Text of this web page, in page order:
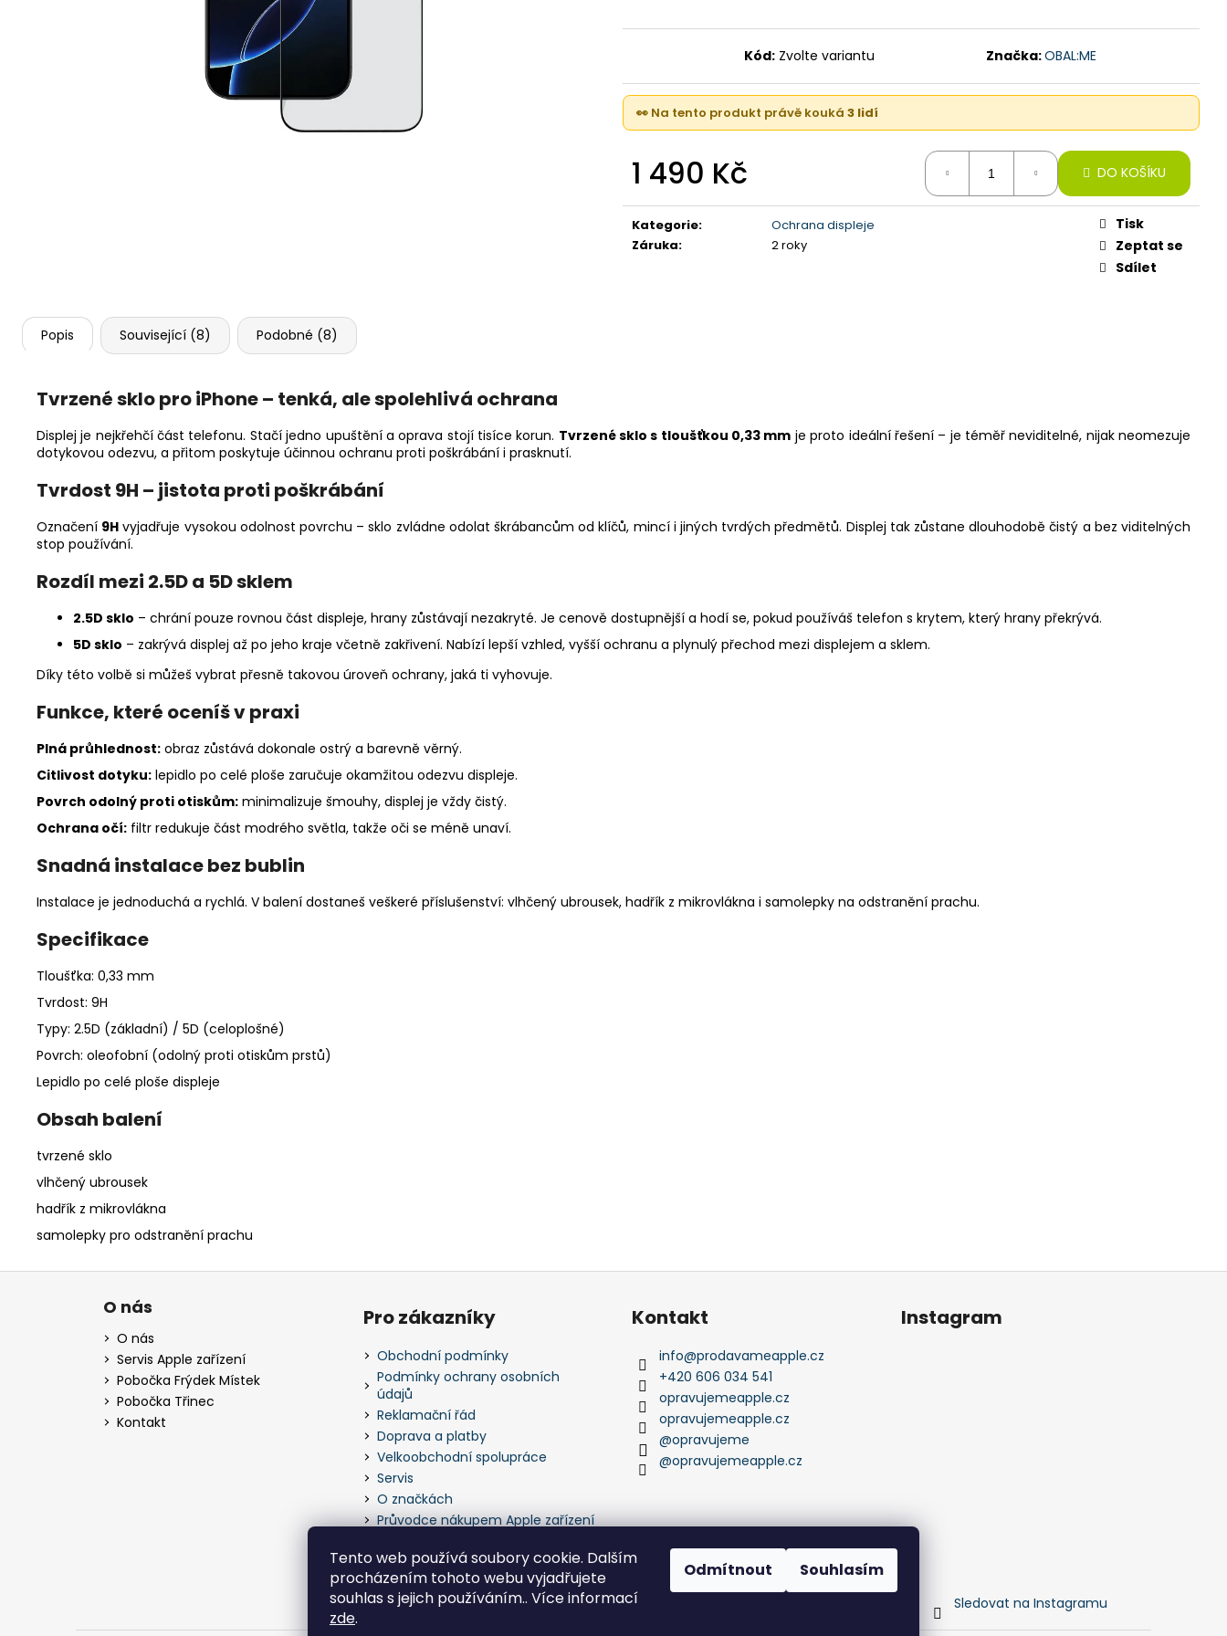
Tento web používá soubory cookie. Dalším
procházením tohoto webu vyjadřujete
souhlas s jejich používáním.. Více informací
zde.
Odmítnout Souhlasím
Kód: Zvolte variantu Značka:OBAL:ME
👀 Na tento produkt právě kouká 3 lidí
1 490 Kč
cena:
DO KOŠÍKU
Kategorie:
Ochrana displeje
Záruka: 2 roky
Tisk
Zeptat se
Sdílet
Popis Související (8) Podobné (8)
Tvrzené sklo pro iPhone – tenká, ale spolehlivá ochrana
Displej je nejkřehčí část telefonu. Stačí jedno upuštění a oprava stojí tisíce korun. Tvrzené sklo s tloušťkou 0,33 mm je proto ideální řešení – je téměř neviditelné, nijak neomezuje
dotykovou odezvu, a přitom poskytuje účinnou ochranu proti poškrábání i prasknutí.
Tvrdost 9H – jistota proti poškrábání
Označení 9H vyjadřuje vysokou odolnost povrchu – sklo zvládne odolat škrábancům od klíčů, mincí i jiných tvrdých předmětů. Displej tak zůstane dlouhodobě čistý a bez viditelných
stop používání.
Rozdíl mezi 2.5D a 5D sklem
2.5D sklo – chrání pouze rovnou část displeje, hrany zůstávají nezakryté. Je cenově dostupnější a hodí se, pokud používáš telefon s krytem, který hrany překrývá.
5D sklo – zakrývá displej až po jeho kraje včetně zakřivení. Nabízí lepší vzhled, vyšší ochranu a plynulý přechod mezi displejem a sklem.
Díky této volbě si můžeš vybrat přesně takovou úroveň ochrany, jaká ti vyhovuje.
Funkce, které oceníš v praxi
Plná průhlednost: obraz zůstává dokonale ostrý a barevně věrný.
Citlivost dotyku: lepidlo po celé ploše zaručuje okamžitou odezvu displeje.
Povrch odolný proti otiskům: minimalizuje šmouhy, displej je vždy čistý.
Ochrana očí: filtr redukuje část modrého světla, takže oči se méně unaví.
Snadná instalace bez bublin
Instalace je jednoduchá a rychlá. V balení dostaneš veškeré příslušenství: vlhčený ubrousek, hadřík z mikrovlákna i samolepky na odstranění prachu.
Specifikace
Tloušťka: 0,33 mm
Tvrdost: 9H
Typy: 2.5D (základní) / 5D (celoplošné)
Povrch: oleofobní (odolný proti otiskům prstů)
Lepidlo po celé ploše displeje
Obsah balení
tvrzené sklo
vlhčený ubrousek
hadřík z mikrovlákna
samolepky pro odstranění prachu
IPHONE 17 , 256GB, MIST BLUE (STAV A-)
21 090 Kč
Z
O nás
O nás
Servis Apple zařízení
Pobočka Frýdek Místek
Pobočka Třinec
Kontakt
Pro zákazníky
Obchodní podmínky
Podmínky ochrany osobních
údajů
Reklamační řád
Doprava a platby
Velkoobchodní spolupráce
Servis
O značkách
Průvodce nákupem Apple zařízení
Kontakt
info@prodavameapple.cz
+420 606 034 541
opravujemeapple.cz
opravujemeapple.cz
@opravujeme
@opravujemeapple.cz
Instagram
Sledovat na Instagramu